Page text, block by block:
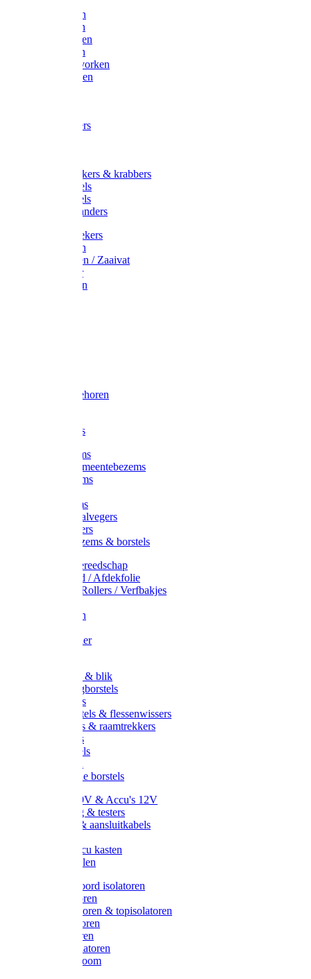
Hooivorken
Mestvorken
Bietenvorken
Maisvorken
Aardappelvorken
Vijgenvorken
Tuinkrabbers
Onkruidstekers & krabbers
Hartschoffels
Ruitschoffels
Onkruidbranders
Graskantstekers
Verticuteren
Strooiwagen / Zaaivat
Grasmaaier
Grasscharen
Slede toebehoren
Composters
Straatbezems
Stads- / Gemeentebezems
Terrasbezems
Gootbezems
Kamer-/Zaalvegers
Vloertrekkers
Onkruidbezems & borstels
Schildersgereedschap
Afplakband / Afdekfolie
Kwasten / Rollers / Verfbakjes
Afdekfoliën
Schuurpapier
Handveger & blik
Voetenveegborstels
Handvegers
Afwasborstels & flessenwissers
Wasborstels & raamtrekkers
Tonborstels
Werkborstels
Hygienische borstels
Batterijen 9V & Accu's 12V
Beveiliging & testers
Kabelsets & aansluitkabels
Metalen accu kasten
Zonnepanelen
Draad & koord isolatoren
Ringisolatoren
Extra isolatoren & topisolatoren
Hoekisolatoren
Lintisolatoren
Afstandisolatoren
Isolatorenboom